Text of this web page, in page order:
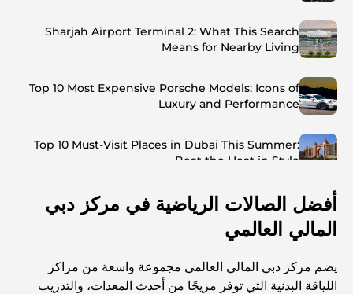
Sharjah Airport Terminal 2: What This Search
Means for Nearby Living
Top 10 Most Expensive Porsche Models: Icons of
Luxury and Performance
Top 10 Must-Visit Places in Dubai This Summer:
Beat the Heat in Style
Top 7 Busiest Airports in the World: Hub of Global
Travel
Abu Dhabi vs Dubai: A Practical Comparison for
Investors and Residents
أفضل الصالات الرياضية في مركز دبي
المالي العالمي
يضم مركز دبي المالي العالمي مجموعة واسعة من مراكز
اللياقة البدنية التي توفر مزيجًا من أحدث المعدات، والتدريب